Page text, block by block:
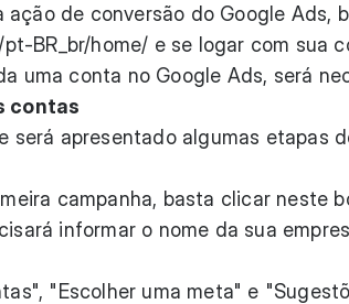
ação de conversão do Google Ads,
BR_br/home/ e se logar com sua
uma conta no Google Ads, será
contas
será apresentado algumas etapas
campanha, basta clicar neste
informar o nome da sua
"Escolher uma meta" e